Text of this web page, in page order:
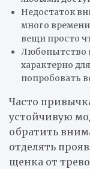
Недостаток
много
вещи просто
Любопытство
характерно
попробовать
Часто
устойчивую
обратить
отделять
щенка от